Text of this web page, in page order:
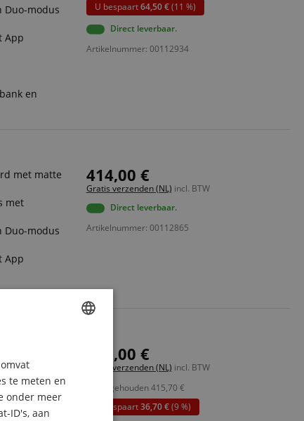
Duo-modus
App
en
U bespaart64,50 €(11 %)
Direct leverbaar.
Artikelnummer: 00112934
met matte
met
Duo-modus
App
414,00 €
Gratis verzenden (NL) incl. BTW
Direct leverbaar.
Artikelnummer: 00112865
(192
379,00 €
Gratis verzenden (NL) incl. BTW
apart gehouden415,70 €
U bespaart36,70 €(9 %)
te meten en
onder meer
ID's, aan